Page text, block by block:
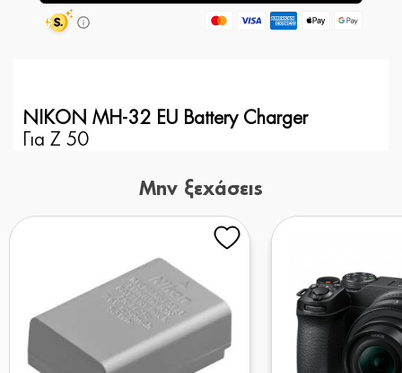
NIKON MH-32 EU Battery Charger
Για Z 50
Μην ξεχάσεις